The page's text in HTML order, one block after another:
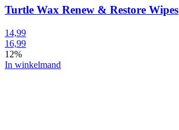
Turtle Wax Renew & Restore Wipes
14,99
16,99
12%
In winkelmand